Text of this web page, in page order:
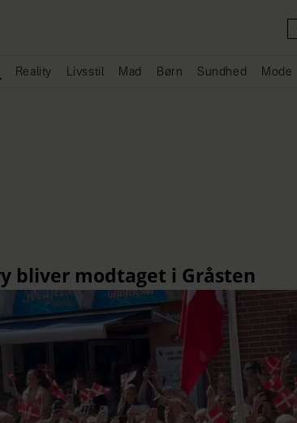
Reality Livsstil Mad Børn Sundhed Mode